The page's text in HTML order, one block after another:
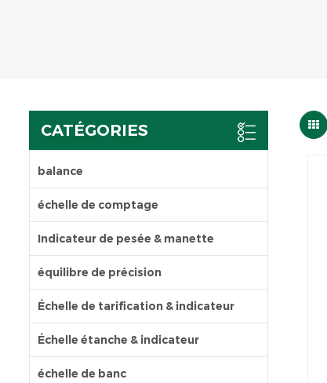
CATÉGORIES
balance
échelle de comptage
Indicateur de pesée & manette
équilibre de précision
Échelle de tarification & indicateur
Échelle étanche & indicateur
échelle de banc